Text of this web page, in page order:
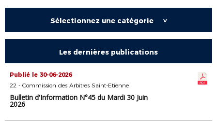
Sélectionnez une catégorie >
Les dernières publications
Publié le 30-06-2026
22 - Commission des Arbitres Saint-Etienne
Bulletin d'Information N°45 du Mardi 30 Juin
2026